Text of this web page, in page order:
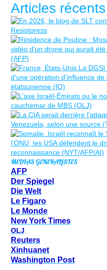
Articles récents
MEDIAS GENERALISTES
AFP
Der Spiegel
Die Welt
Le Figaro
Le Monde
New York Times
OLJ
Reuters
Xinhuanet
Washington Post